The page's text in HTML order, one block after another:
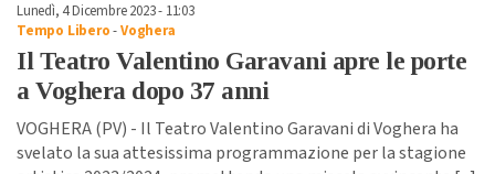
Lunedì, 4 Dicembre 2023 - 11:03
Tempo Libero-Voghera
Il Teatro Valentino Garavani apre le porte
a Voghera dopo 37 anni
VOGHERA (PV) - Il Teatro Valentino Garavani di Voghera ha
svelato la sua attesissima programmazione per la stagione